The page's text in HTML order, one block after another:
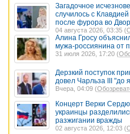
Загадочное
случилось с
после фурора во
04 августа 2026, 03:35 (
Алина Гросу
мужа-россиянина от
31 июля 2026, 17:20 (
Дерзкий поступок
довел Чарльза III "до
Вчера, 04:09 (
Концерт Верки
украинцы
разжигании вражды
02 августа 2026, 12:03 (